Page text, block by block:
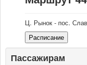
Ц. Рынок - пос.
Пассажирам